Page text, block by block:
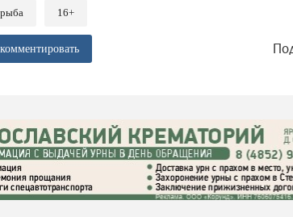
рыба 16+
комментировать